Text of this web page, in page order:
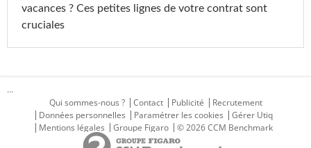
vacances ? Ces petites lignes de votre contrat sont
cruciales
...
Qui sommes-nous ?
Contact Publicité
Recrutement
Données personnelles
Paramétrer les cookies
Gérer Utiq
Mentions légales
Groupe Figaro © 2026 CCM Benchmark